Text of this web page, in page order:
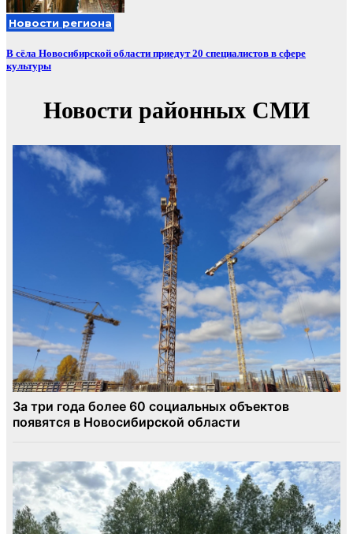
Новости региона
В сёла Новосибирской области приедут 20 специалистов в сфере
культуры